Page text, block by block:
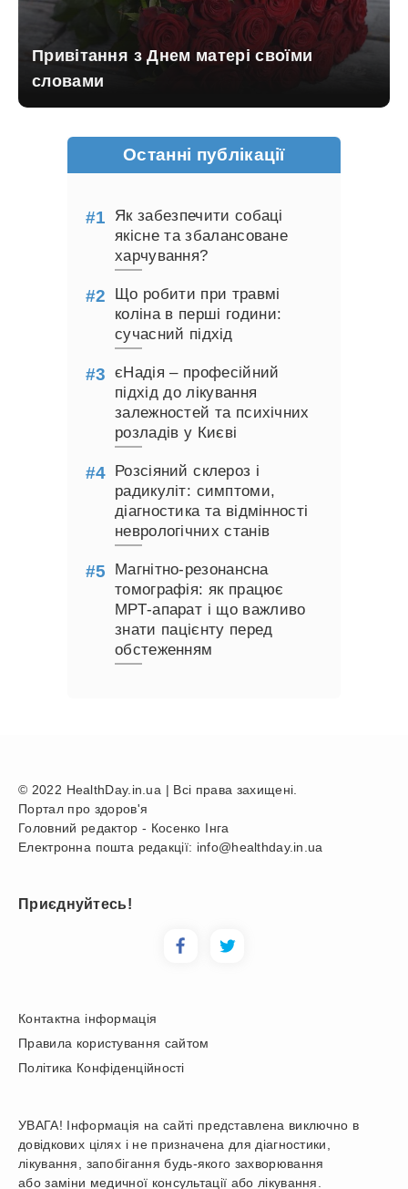
Привітання з Днем матері своїми
словами
Останні публікації
Як забезпечити собаці
якісне та збалансоване
харчування?
Що робити при травмі
коліна в перші години:
сучасний підхід
єНадія – професійний
підхід до лікування
залежностей та психічних
розладів у Києві
Розсіяний склероз і
радикуліт: симптоми,
діагностика та відмінності
неврологічних станів
Магнітно-резонансна
томографія: як працює
МРТ-апарат і що важливо
знати пацієнту перед
обстеженням
© 2022 HealthDay.in.ua | Всі права захищені.
Портал про здоров'я
Головний редактор - Косенко Інга
Електронна пошта редакції: info@healthday.in.ua
Приєднуйтесь!
Контактна інформація
Правила користування сайтом
Політика Конфіденційності
УВАГА! Інформація на сайті представлена виключно в
довідкових цілях і не призначена для діагностики,
лікування, запобігання будь-якого захворювання
або заміни медичної консультації або лікування.